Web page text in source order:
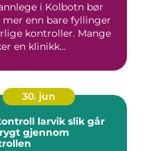
i Kolbotn bør
enn bare fyllinger
kontroller. Mange
en klinikk...
30. jun
larvik slik går
gjennom